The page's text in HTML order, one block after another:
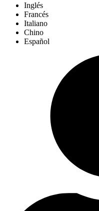
Inglés
Francés
Italiano
Chino
Español